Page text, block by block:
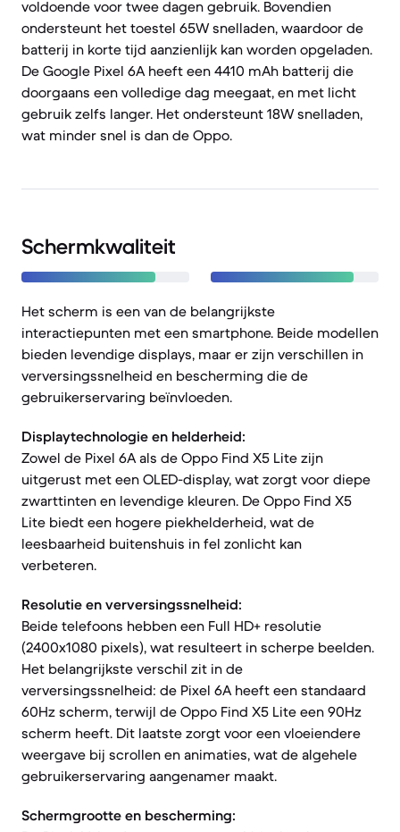
voldoende voor twee dagen gebruik. Bovendien
ondersteunt het toestel 65W snelladen, waardoor de
batterij in korte tijd aanzienlijk kan worden opgeladen.
De Google Pixel 6A heeft een 4410 mAh batterij die
doorgaans een volledige dag meegaat, en met licht
gebruik zelfs langer. Het ondersteunt 18W snelladen,
wat minder snel is dan de Oppo.
Schermkwaliteit
Het scherm is een van de belangrijkste
interactiepunten met een smartphone. Beide modellen
bieden levendige displays, maar er zijn verschillen in
verversingssnelheid en bescherming die de
gebruikerservaring beïnvloeden.
Displaytechnologie en helderheid:
Zowel de Pixel 6A als de Oppo Find X5 Lite zijn
uitgerust met een OLED-display, wat zorgt voor diepe
zwarttinten en levendige kleuren. De Oppo Find X5
Lite biedt een hogere piekhelderheid, wat de
leesbaarheid buitenshuis in fel zonlicht kan
verbeteren.
Resolutie en verversingssnelheid:
Beide telefoons hebben een Full HD+ resolutie
(2400x1080 pixels), wat resulteert in scherpe beelden.
Het belangrijkste verschil zit in de
verversingssnelheid: de Pixel 6A heeft een standaard
60Hz scherm, terwijl de Oppo Find X5 Lite een 90Hz
scherm heeft. Dit laatste zorgt voor een vloeiendere
weergave bij scrollen en animaties, wat de algehele
gebruikerservaring aangenamer maakt.
Schermgrootte en bescherming: